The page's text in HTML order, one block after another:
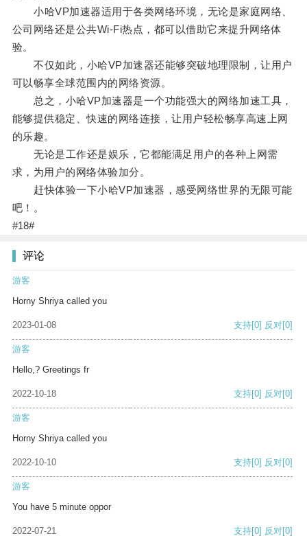
小哈VP加速器适用于各类网络环境，无论是家庭网络、
公司网络还是公共Wi-Fi热点，都可以借助它来提升网络体
验。
不仅如此，小哈VP加速器还能够突破地理限制，让用户
可以畅享全球范围内的网络资源。
总之，小哈VP加速器是一个功能强大的网络加速工具，
能够提供稳定、快速的网络连接，让用户轻松畅享高速上网
的乐趣。
无论是工作还是娱乐，它都能满足用户的各种上网需
求，为用户的网络体验加分。
赶快体验一下小哈VP加速器，感受网络世界的无限可能
吧！。
#18#
评论
游客
Horny Shriya called you
2023-01-08 支持[0] 反对[0]
游客
Hello,? Greetings fr
2022-10-18 支持[0] 反对[0]
游客
Horny Shriya called you
2022-10-10 支持[0] 反对[0]
游客
You have 5 minute oppor
2022-07-21 支持[0] 反对[0]